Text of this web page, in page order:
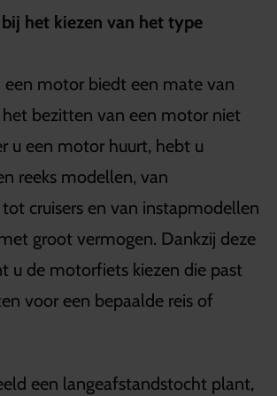
het kiezen van het type
een motor biedt een mate van
bezitten van een motor niet
u een motor huurt, hebt u
reeks modellen, van
cruisers en van instapmodellen
groot vermogen. Dankzij deze
u de motorfiets kiezen die past
voor een bepaalde reis of
een langeafstandstocht plant,